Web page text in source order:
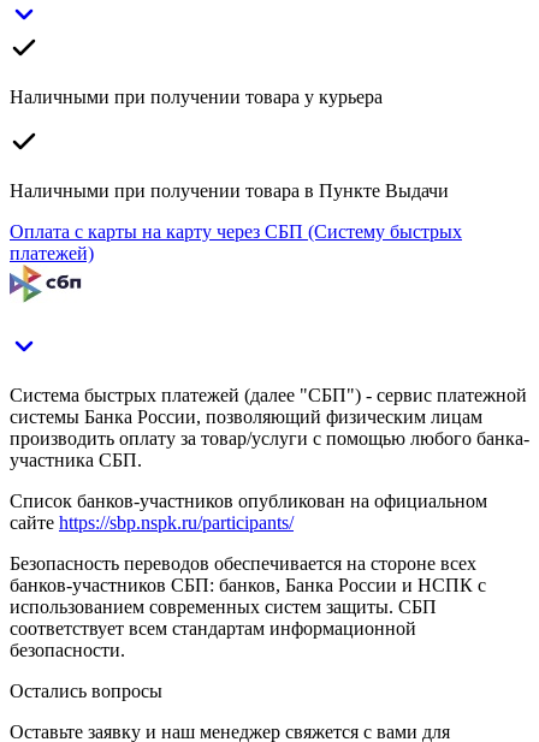
Наличными при получении товара у курьера
Наличными при получении товара в Пункте Выдачи
Оплата с карты на карту через СБП (Систему быстрых
платежей)
Система быстрых платежей (далее "СБП") - сервис платежной
системы Банка России, позволяющий физическим лицам
производить оплату за товар/услуги с помощью любого банка-
участника СБП.
Список банков-участников опубликован на официальном
сайте https://sbp.nspk.ru/participants/
Безопасность переводов обеспечивается на стороне всех
банков-участников СБП: банков, Банка России и НСПК с
использованием современных систем защиты. СБП
соответствует всем стандартам информационной
безопасности.
Остались вопросы
Оставьте заявку и наш менеджер свяжется с вами для